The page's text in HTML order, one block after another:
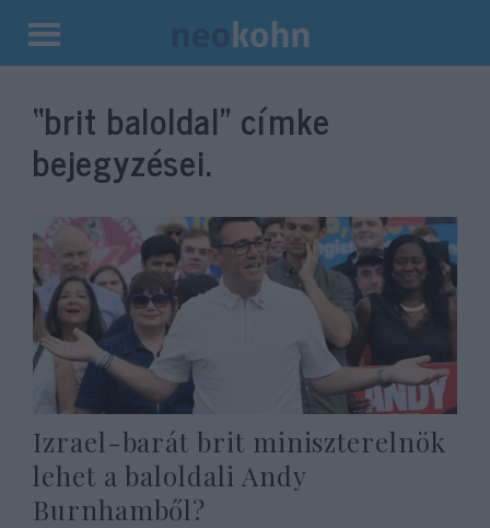
Kilépés
tartalomba
“brit baloldal” címke
bejegyzései.
Izrael-barát brit miniszterelnök
lehet a baloldali Andy
Burnhamből?